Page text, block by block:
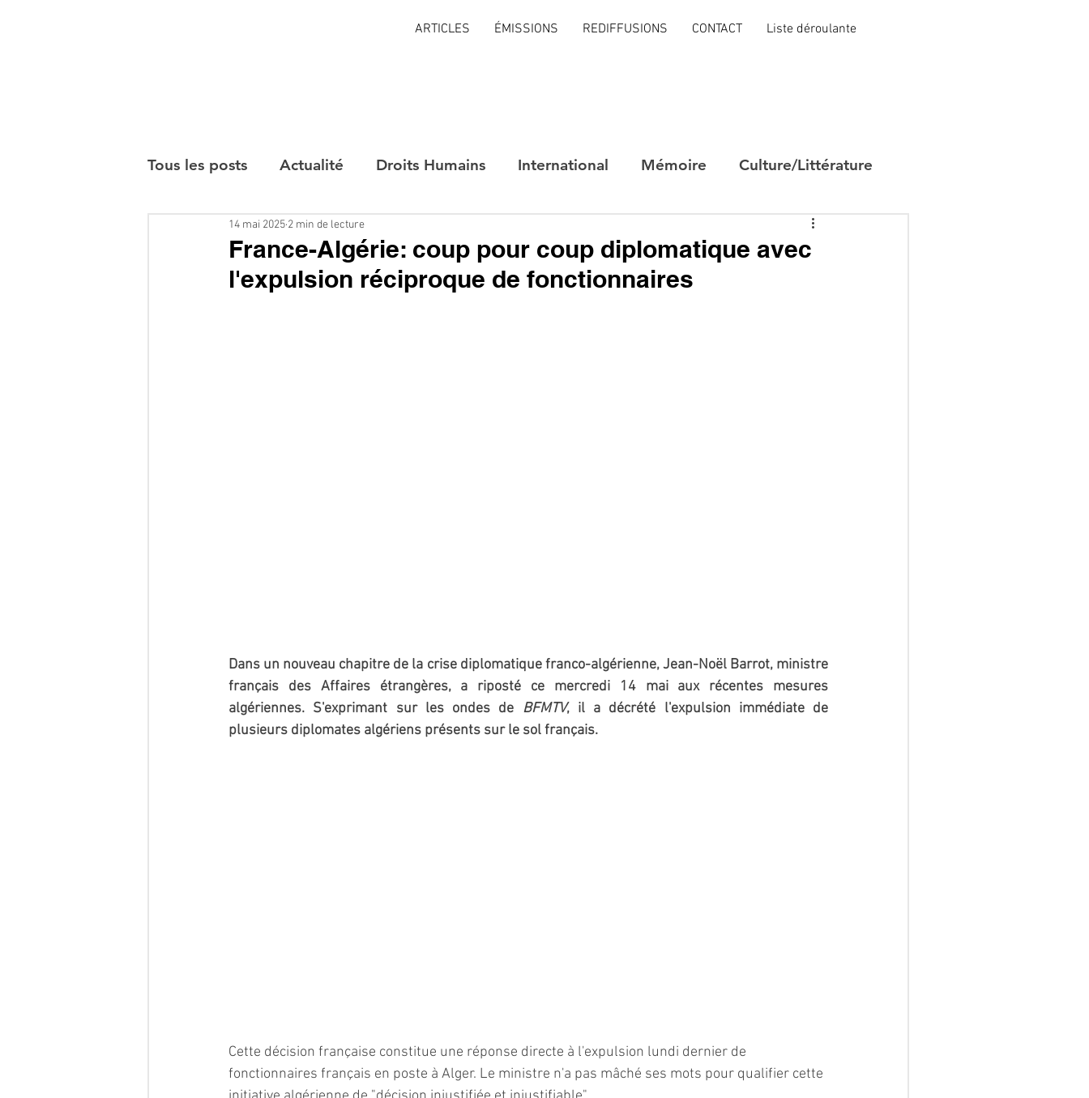
ARTICLES ÉMISSIONS REDIFFUSIONS CONTACT Liste déroulante
Tous les posts Actualité Droits Humains International Mémoire Culture/Littérature
Interviews
France-Algérie: coup pour coup diplomatique avec
l'expulsion réciproque de fonctionnaires
14 mai 2025 2 min de lecture
Dans un nouveau chapitre de la crise diplomatique franco-algérienne, Jean-Noël Barrot, ministre
français des Affaires étrangères, a riposté ce mercredi 14 mai aux récentes mesures
algériennes. S'exprimant sur les ondes de BFMTV, il a décrété l'expulsion immédiate de
plusieurs diplomates algériens présents sur le sol français.
Cette décision française constitue une réponse directe à l'expulsion lundi dernier de
fonctionnaires français en poste à Alger. Le ministre n'a pas mâché ses mots pour qualifier cette